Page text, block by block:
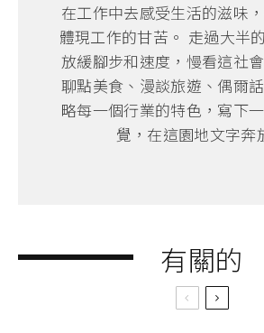
在工作中去感受生活的滋味
體現工作的甘苦。 走過大半
放緩腳步和速度，慢看這社
聊點美食、漫談旅遊、偶爾
略每一個行業的特色，寫下
覺，在這園地文字奔
有關的